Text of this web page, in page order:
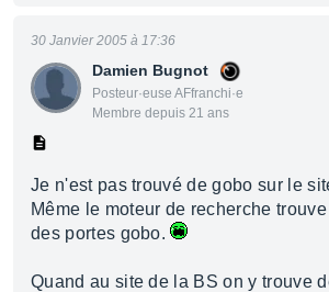
Damien Bugnot
Posteur·euse AFfranchi·e
Membre depuis 21 ans
30 Janvier 2005 à 17:36
Je n'est pas trouvé de gobo sur le
Même le moteur de recherche
des portes gobo.
Quand au site de la BS on y trouve